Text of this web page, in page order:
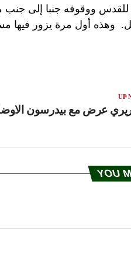
ووقوفه جنبا إلى جنب
وهذه أول مرة يزور فيها
UP
عرض مع بيدرسون
YOU